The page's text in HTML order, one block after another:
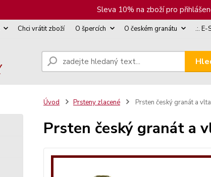
Sleva 10% na zboží pro
Chci vrátit zboží O špercích O českém granátu .:. E-
Úvod Prsteny zlacené Prsten český granát a
Prsten český granát a